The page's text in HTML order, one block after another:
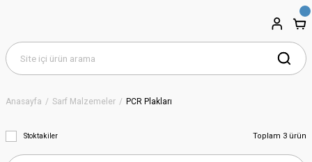
Anasayfa Sarf Malzemeler PCR Plakları
Stoktakiler Toplam 3 ürün